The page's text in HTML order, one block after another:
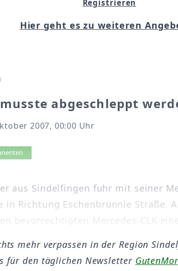
abgeschleppt
2007, 00:00 Uhr
aus Sindelfingen fuhr mit seiner
in Richtung Eschenbrünnle Straße.
bevorrechtigten Mercedes-CLK
Registrieren
Hier geht es zu weiteren
mehr verpassen in der Region
für den täglichen Newsletter